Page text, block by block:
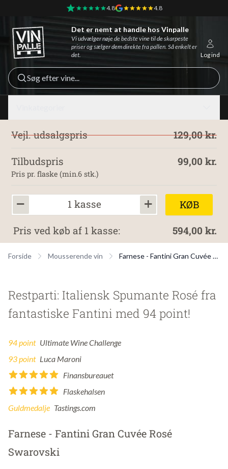
4.8 4.8
Vinpalle - Forside
Log ind
Det er nemt at handle hos Vinpalle
Vi udvælger nøje de bedste vine til de skarpeste
priser og sælger dem direkte fra pallen. Så enkelt er
det.
Søg efter vine...
129,00 kr.
Vejl. udsalgspris
99,00 kr.
Tilbudspris
Pris pr. flaske (min.6 stk.)
KØB
1 kasse
594,00 kr.
Pris ved køb af 1 kasse:
Forside Mousserende vin Farnese - Fantini Gran Cuvée Rosé Swarovski
Restparti: Italiensk Spumante Rosé fra
fantastiske Fantini med 94 point!
94 point Ultimate Wine Challenge
93 point Luca Maroni
Finansbureauet
Flaskehalsen
Guldmedalje Tastings.com
Farnese - Fantini Gran Cuvée Rosé
Swarovski